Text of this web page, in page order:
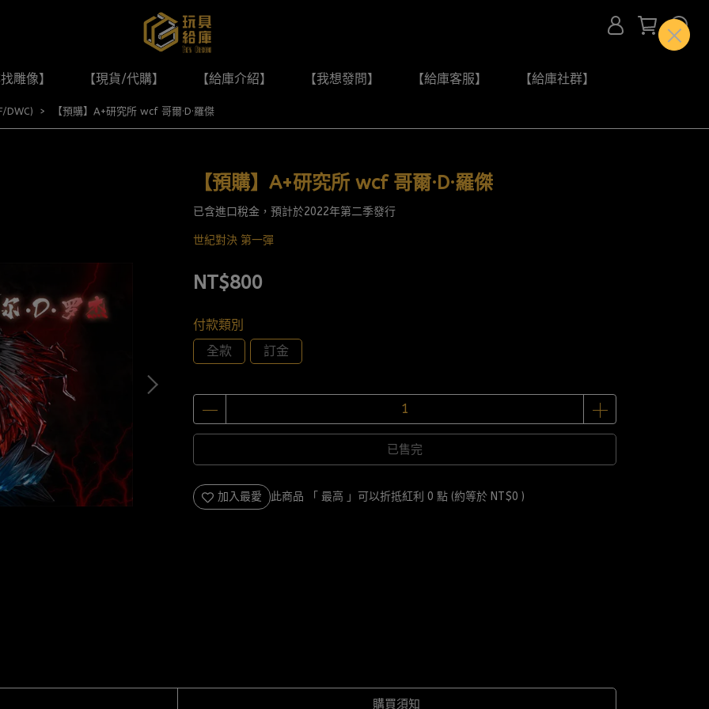
雕像】 【現貨/代購】 【給庫介紹】 【我想發問】 【給庫客服】 【給庫社群】
DWC) 【預購】A+研究所 wcf 哥爾·D·羅傑
【預購】A+研究所 wcf 哥爾·D·羅傑
已含進口稅金，預計於2022年第二季發行
世紀對決 第一彈
NT$800
付款類別
全款
訂金
已售完
加入最愛 此商品 「 最高 」可以折抵紅利 0 點 (約等於 NT$0 )
購買須知